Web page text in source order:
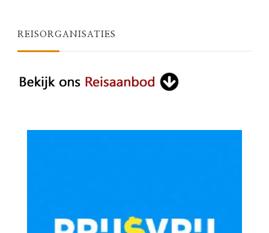
REISORGANISATIES